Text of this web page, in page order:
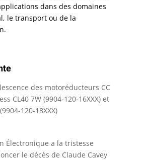
dans des domaines
le transport ou de la
des motoréducteurs CC
CL40 7W (9904-120-16XXX) et
120-18XXX)
Électronique a la tristesse
le décès de Claude Cavey